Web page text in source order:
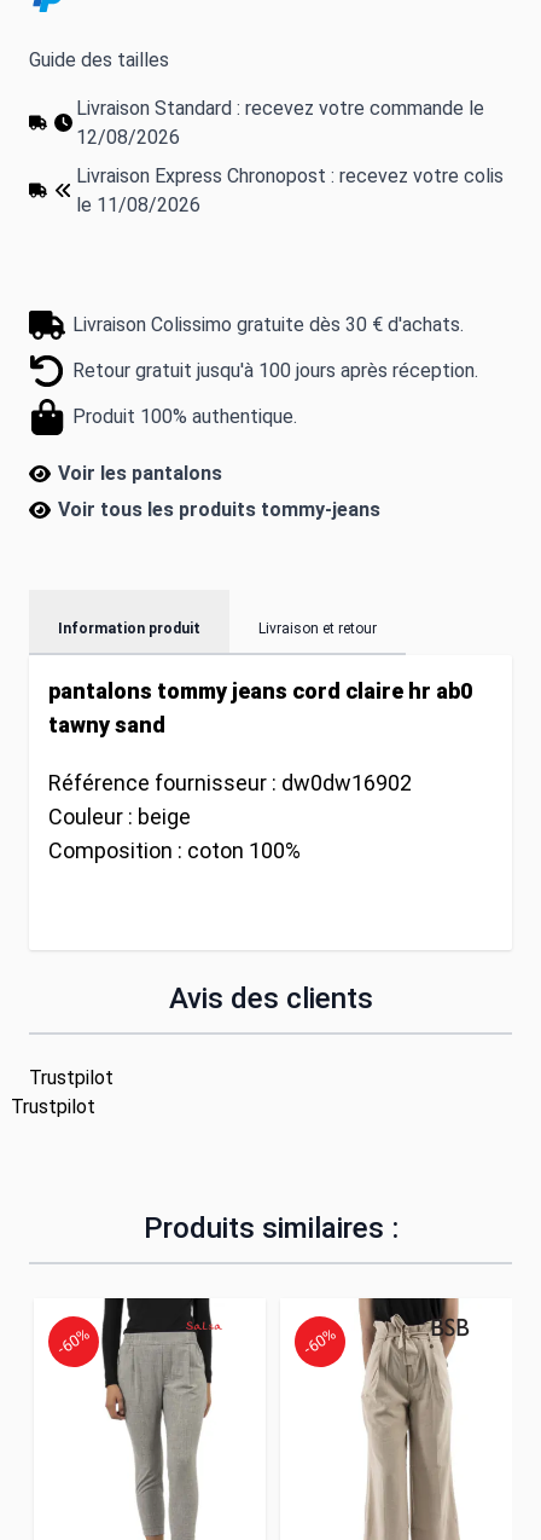
Guide des tailles
Livraison Standard : recevez votre commande le
12/08/2026
Livraison Express Chronopost : recevez votre colis
le 11/08/2026
Livraison Colissimo gratuite dès 30 € d'achats.
Retour gratuit jusqu'à 100 jours après réception.
Produit 100% authentique.
Voir les pantalons
Voir tous les produits tommy-jeans
Information produit Livraison et retour
pantalons tommy jeans cord claire hr ab0
tawny sand
Référence fournisseur : dw0dw16902
Couleur : beige
Composition : coton 100%
Avis des clients
Trustpilot
Trustpilot
Produits similaires :
-60% -60%